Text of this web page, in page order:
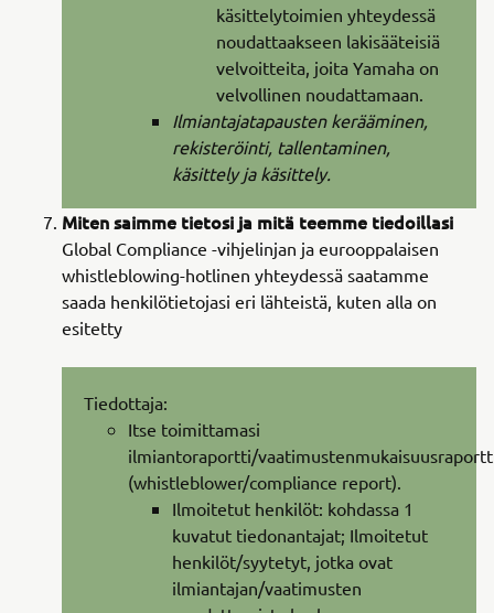
käsittelytoimien yhteydessä
noudattaakseen lakisääteisiä
velvoitteita, joita Yamaha on
velvollinen noudattamaan.
Ilmiantajatapausten kerääminen,
rekisteröinti, tallentaminen,
käsittely ja käsittely.
Miten saimme tietosi ja mitä teemme tiedoillasi
Global Compliance -vihjelinjan ja eurooppalaisen
whistleblowing-hotlinen yhteydessä saatamme
saada henkilötietojasi eri lähteistä, kuten alla on
esitetty
Tiedottaja:
Itse toimittamasi
ilmiantoraportti/
(whistleblower/compliance report).
Ilmoitetut henkilöt: kohdassa 1
kuvatut tiedonantajat; Ilmoitetut
henkilöt/syytetyt, jotka ovat
ilmiantajan/vaatimusten